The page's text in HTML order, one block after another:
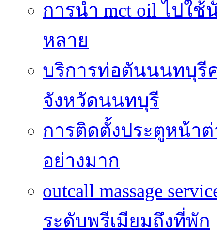
การนำ mct oil ไปใ
หลาย
บริการท่อตันนนทบุรี
จังหวัดนนทบุรี
การติดตั้งประตูหน้า
อย่างมาก
outcall massage
ระดับพรีเมียมถึงที่พัก